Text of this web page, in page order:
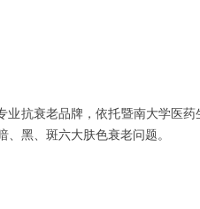
业抗衰老品牌，依托暨南大学医
黑、斑六大肤色衰老问题。